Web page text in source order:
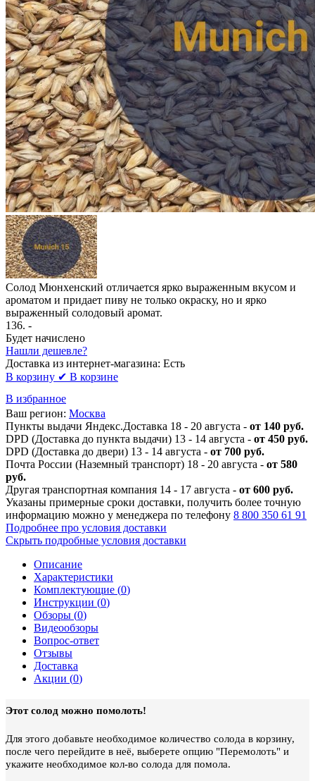
Солод Мюнхенский отличается ярко выраженным вкусом и
ароматом и придает пиву не только окраску, но и ярко
выраженный солодовый аромат.
136. -
Будет начислено
Нашли дешевле?
Доставка из интернет-магазина: Есть
В корзину ✔ В корзине
В избранное
Ваш регион: Москва
Пункты выдачи Яндекс.Доставка 18 - 20 августа - от 140 руб.
DPD (Доставка до пункта выдачи) 13 - 14 августа - от 450 руб.
DPD (Доставка до двери) 13 - 14 августа - от 700 руб.
Почта России (Наземный транспорт) 18 - 20 августа - от 580
руб.
Другая транспортная компания 14 - 17 августа - от 600 руб.
Указаны примерные сроки доставки, получить более точную
информацию можно у менеджера по телефону 8 800 350 61 91
Подробнее про условия доставки
Скрыть подробные условия доставки
Описание
Характеристики
Комплектующие (0)
Инструкции (0)
Обзоры (0)
Видеообзоры
Вопрос-ответ
Отзывы
Доставка
Акции (0)
Этот солод можно помолоть!
Для этого добавьте необходимое количество солода в корзину,
после чего перейдите в неё, выберете опцию "Перемолоть" и
укажите необходимое кол-во солода для помола.